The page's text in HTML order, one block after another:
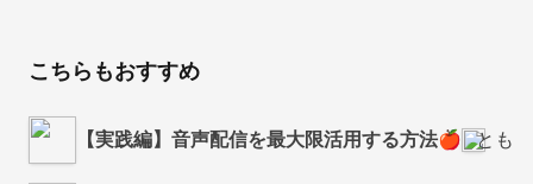
こちらもおすすめ
【実践編】音声配信を最大限活用する方法🍎 とも